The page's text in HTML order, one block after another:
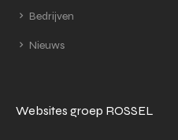
Bedrijven
Nieuws
Websites groep ROSSEL